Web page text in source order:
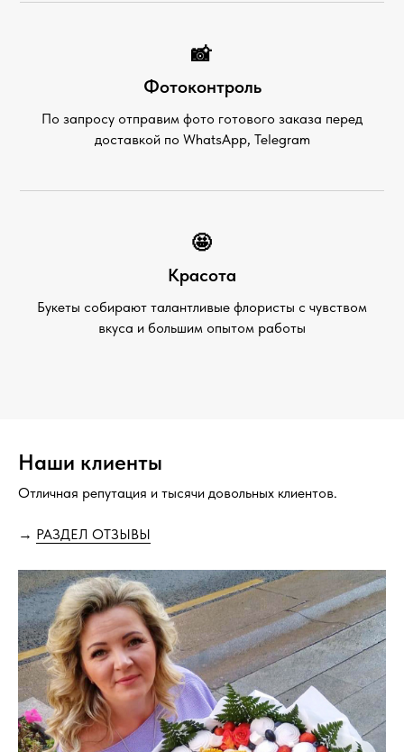
📸
Фотоконтроль
По запросу отправим фото готового заказа перед
доставкой по WhatsApp, Telegram
🤩
Красота
Букеты собирают талантливые флористы с чувством
вкуса и большим опытом работы
Наши клиенты
Отличная репутация и тысячи довольных клиентов.
→ РАЗДЕЛ ОТЗЫВЫ